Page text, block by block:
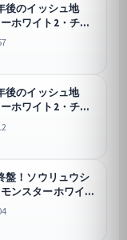
後のイッシュ地
ホワイト2・チャ
後のイッシュ地
ホワイト2・チャ
盤！ソウリュウシ
ンスターホワイ